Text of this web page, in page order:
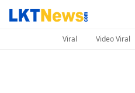
Viral Video Viral